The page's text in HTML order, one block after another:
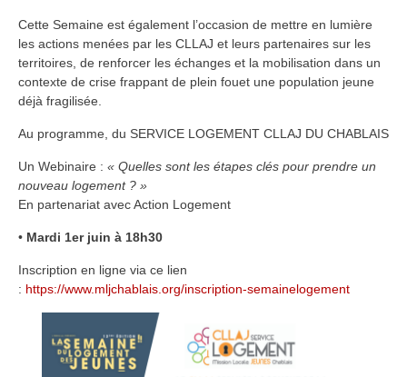
Cette Semaine est également l’occasion de mettre en lumière
les actions menées par les CLLAJ et leurs partenaires sur les
territoires, de renforcer les échanges et la mobilisation dans un
contexte de crise frappant de plein fouet une population jeune
déjà fragilisée.
Au programme, du SERVICE LOGEMENT CLLAJ DU CHABLAIS
Un Webinaire : « Quelles sont les étapes clés pour prendre un
nouveau logement ? »
En partenariat avec Action Logement
• Mardi 1er juin à 18h30
Inscription en ligne via ce lien
: https://www.mljchablais.org/inscription-semainelogement